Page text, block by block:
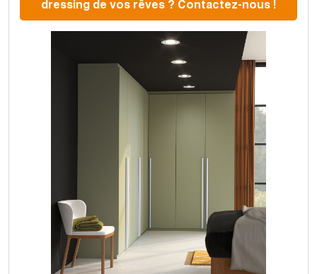
dressing de vos rêves ? Contactez-nous !